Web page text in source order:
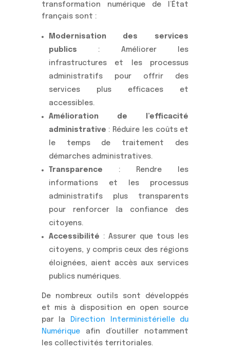
transformation numérique de l’État
français sont :
Modernisation des services
publics : Améliorer les
infrastructures et les processus
administratifs pour offrir des
services plus efficaces et
accessibles.
Amélioration de l’efficacité
administrative : Réduire les coûts et
le temps de traitement des
démarches administratives.
Transparence : Rendre les
informations et les processus
administratifs plus transparents
pour renforcer la confiance des
citoyens.
Accessibilité : Assurer que tous les
citoyens, y compris ceux des régions
éloignées, aient accès aux services
publics numériques.
De nombreux outils sont développés
et mis à disposition en open source
par la
Direction Interministérielle du
Numériqueafin d’outiller notamment
les collectivités territoriales.